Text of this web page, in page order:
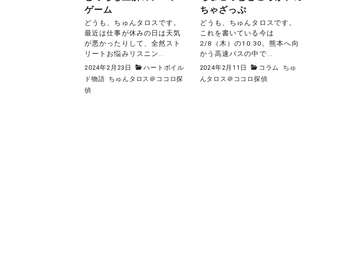
ゲーム
どうも、ちゅんタロスです。
最近は仕事が休みの日は天気
が悪かったりして、全然スト
リートお悩みリスニン...
2024年2月23日
ハートボイル
ド物語 ちゅんタロス＠ココロ探
偵
ちゃざっぷ
どうも、ちゅんタロスです。
これを書いている今は
2/8（木）の10:30。熊本へ向
かう高速バスの中で...
2024年2月11日 コラム
ちゅ
んタロス＠ココロ探偵